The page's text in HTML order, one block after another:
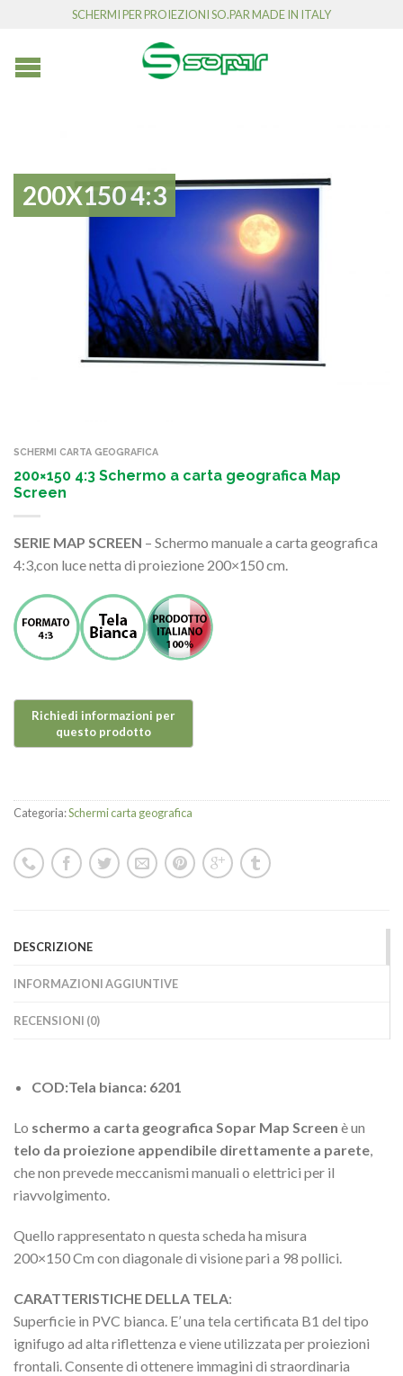
SCHERMI PER PROIEZIONI SO.PAR MADE IN ITALY
200X150 4:3
SCHERMI CARTA GEOGRAFICA
200×150 4:3 Schermo a carta geografica Map
Screen
SERIE MAP SCREEN – Schermo manuale a carta geografica
4:3,con luce netta di proiezione 200×150 cm.
Categoria:Schermi carta geografica
DESCRIZIONE
INFORMAZIONI AGGIUNTIVE
RECENSIONI (0)
COD:Tela bianca: 6201
Lo schermo a carta geografica Sopar Map Screen è un
telo da proiezione appendibile direttamente a parete,
che non prevede meccanismi manuali o elettrici per il
riavvolgimento.
Quello rappresentato n questa scheda ha misura
200×150 Cm con diagonale di visione pari a 98 pollici.
CARATTERISTICHE DELLA TELA:
Superficie in PVC bianca. E’ una tela certificata B1 del tipo
ignifugo ad alta riflettenza e viene utilizzata per proiezioni
frontali. Consente di ottenere immagini di straordinaria